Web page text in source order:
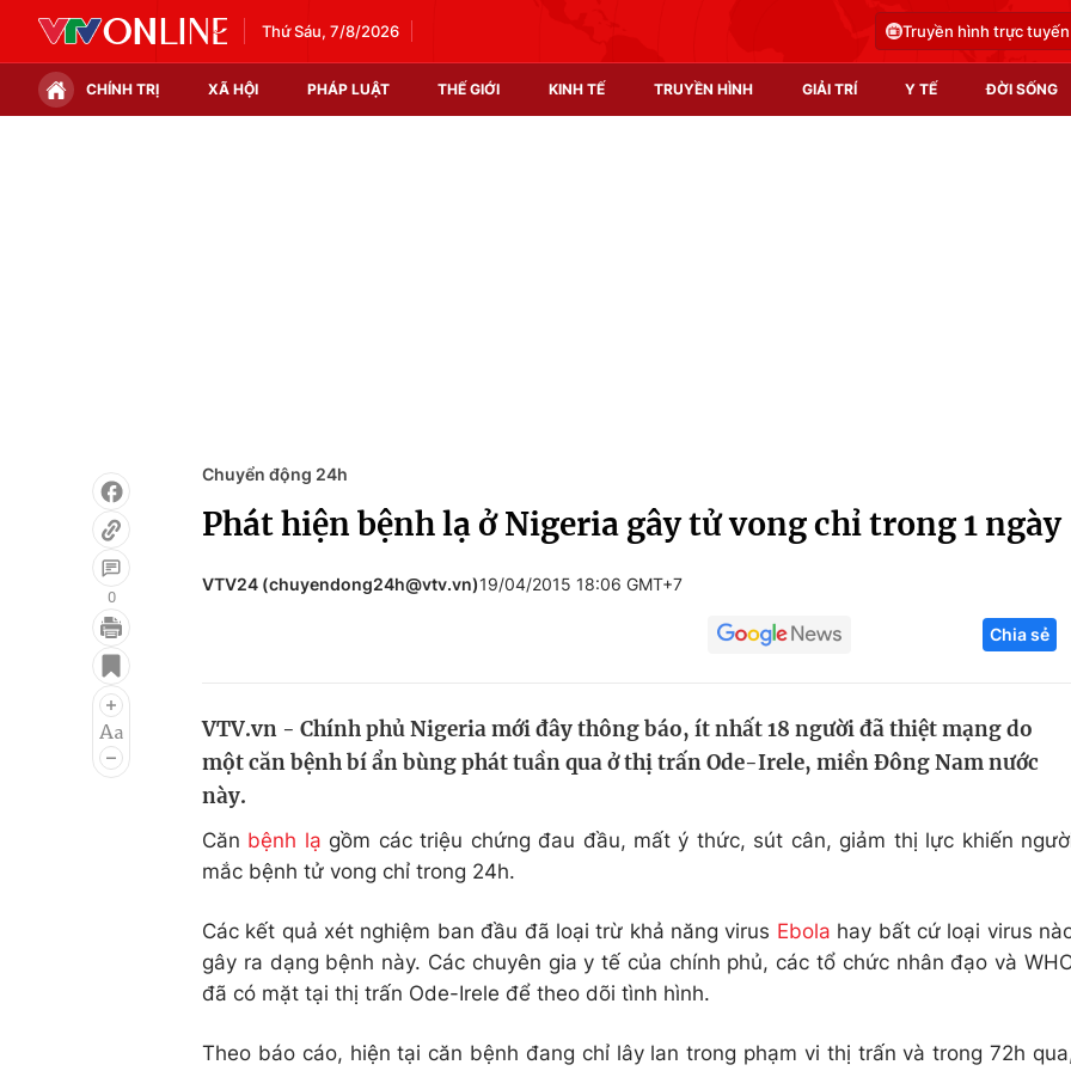
Thứ Sáu, 7/8/2026 Truyền hình trực tuyến
CHÍNH TRỊ XÃ HỘI PHÁP LUẬT THẾ GIỚI KINH TẾ TRUYỀN HÌNH GIẢI TRÍ Y TẾ ĐỜI SỐNG
Infographic
Điện ảnh
Âm nhạc
Làm đẹp
Học trực tuyến
Công nghệ
Sản phẩm
Tư vấn
0
Chuyển động 24h
Phát hiện bệnh lạ ở Nigeria gây tử vong chỉ trong 1 ngày
VTV24 (chuyendong24h@vtv.vn)19/04/2015 18:06 GMT+7
Chia sẻ
VTV.vn - Chính phủ Nigeria mới đây thông báo, ít nhất 18 người đã thiệt mạng do
một căn bệnh bí ẩn bùng phát tuần qua ở thị trấn Ode-Irele, miền Đông Nam nước
này.
Căn bệnh lạ gồm các triệu chứng đau đầu, mất ý thức, sút cân, giảm thị lực khiến
mắc bệnh tử vong chỉ trong 24h.
Các kết quả xét nghiệm ban đầu đã loại trừ khả năng virus Ebola hay bất cứ loại virus
gây ra dạng bệnh này. Các chuyên gia y tế của chính phủ, các tổ chức nhân đạo và
đã có mặt tại thị trấn Ode-Irele để theo dõi tình hình.
Theo báo cáo, hiện tại căn bệnh đang chỉ lây lan trong phạm vi thị trấn và trong 72h